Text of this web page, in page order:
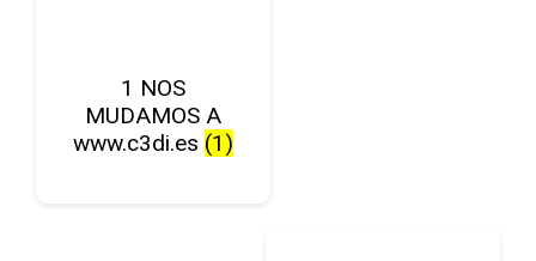
1 NOS
MUDAMOS A
www.c3di.es (1)